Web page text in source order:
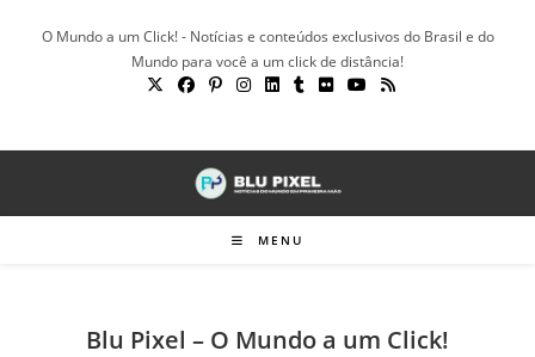
O Mundo a um Click! - Notícias e conteúdos exclusivos do Brasil e do
Mundo para você a um click de distância!
MENU
Blu Pixel – O Mundo a um Click!